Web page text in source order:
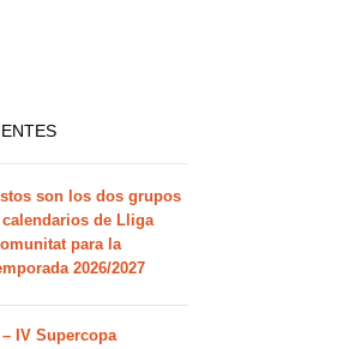
son los dos grupos
de Lliga
para la
2026/2027
IV Supercopa